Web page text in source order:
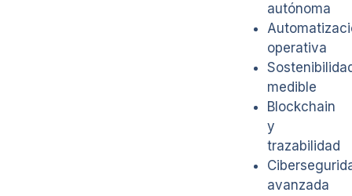
autónoma
operativa
medible
Blockchain
y
trazabilidad
avanzada